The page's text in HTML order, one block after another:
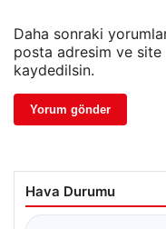
Daha sonraki
posta adresim ve site
kaydedilsin.
Hava Durumu